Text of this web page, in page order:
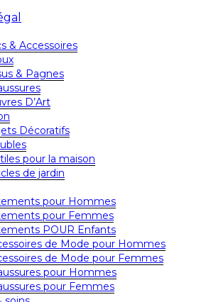
& Accessoires
& Pagnes
D’Art
Décoratifs
pour la maison
de jardin
pour Hommes
pour Femmes
POUR Enfants
de Mode pour Hommes
de Mode pour Femmes
pour Hommes
pour Femmes